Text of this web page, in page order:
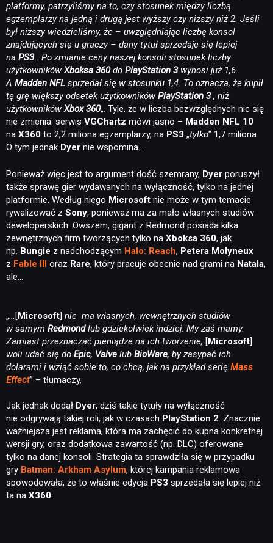
platformy, patrzyliśmy na to, czy stosunek między liczbą
egzemplarzy na jedną i drugą jest wyższy czy niższy niż 2. Jeśli
był niższy wiedzieliśmy, że – uwzględniając liczbę konsol
znajdujących się u graczy – dany tytuł sprzedaje się lepiej
na PS3. Po zmianie ceny naszej konsoli stosunek liczby
użytkownikówXboksa 360do PlayStation 3 wynosi już 1,6.
A Madden NFL sprzedał się w stosunku 1,4. To oznacza, że kupił
tę grę większy odsetek użytkowników PlayStation 3, niż
użytkownikówXbox 360„. Tyle, że w liczba bezwzględnych nic się
nie zmienia: serwis VGChartz mówi jasno – Madden NFL 10
na X360 to 2,2 miliona egzemplarzy, na PS3 „tylko” 1,7 miliona.
O tym jednak Dyer nie wspomina…
Ponieważ więc jest to argument dość szemrany, Dyer poruszył
także sprawę gier wydawanych na wyłączność, tylko na jednej
platformie. Według niego Microsoft nie może w tym temacie
rywalizować z Sony, ponieważ ma za mało własnych studiów
deweloperskich. Owszem, gigant z Redmond posiada kilka
zewnętrznych firm tworzących tylko na Xboksa 360, jak
np. Bungie z nadchodzącym Halo: Reach, Petera Molyneux
z Fable III oraz Rare, który pracuje obecnie nad grami na Natala,
ale…
„… [Microsoft] nie ma własnych, wewnętrznych studiów
w samym Redmondlub gdziekolwiek indziej. My zaś mamy.
Zamiast przeznaczać pieniądze na ich tworzenie, [Microsoft]
woli udać się do Epic, Valve lub BioWare, by zasypać ich
dolarami i wziąć sobie to, co chcą, jak na przykład serię Mass
Effect” – tłumaczy.
Jak jednak dodał Dyer, dziś takie tytuły na wyłączność
nie odgrywają takiej roli, jak w czasach PlayStation 2. Znacznie
ważniejsza jest reklama, która ma zachęcić do kupna konkretnej
wersji gry, oraz dodatkowa zawartość (np. DLC) oferowane
tylko na danej konsoli. Strategia ta sprawdziła się w przypadku
gry Batman: Arkham Asylum, której kampania reklamowa
spowodowała, że to właśnie edycja PS3 sprzedała się lepiej niż
ta na X360.